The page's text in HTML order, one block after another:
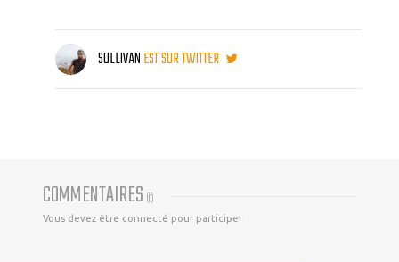
SULLIVANEST SUR TWITTER
COMMENTAIRES (0)
Vous devez être connecté pour participer